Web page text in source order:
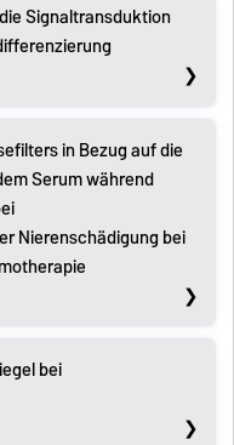
Signaltransduktion
in Bezug auf die
Serum während
Nierenschädigung bei
bei